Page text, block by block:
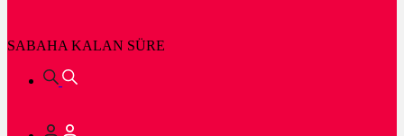
SABAHA KALAN SÜRE